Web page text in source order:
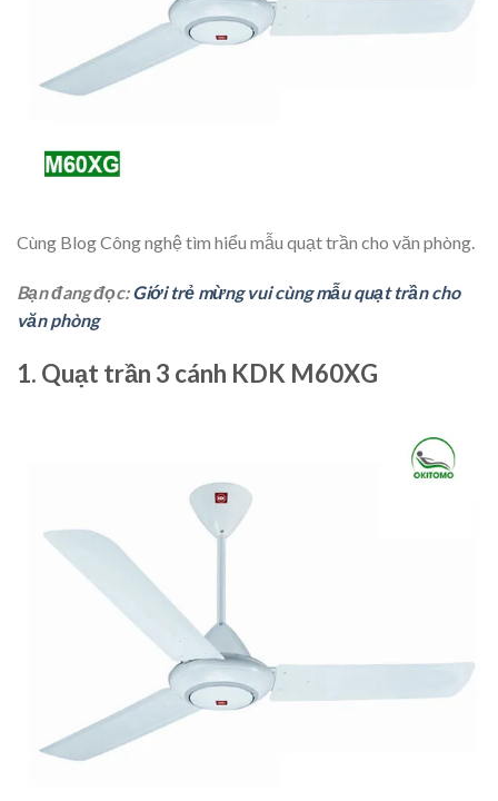
Cùng Blog Công nghệ tìm hiểu mẫu quạt trần cho văn phòng.
Bạn đang đọc:Giới trẻ mừng vui cùng mẫu quạt trần cho
văn phòng
1. Quạt trần 3 cánh KDK M60XG